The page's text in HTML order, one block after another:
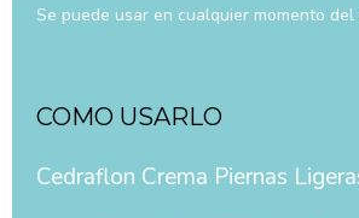
Se puede usar en cualquier momento del
COMO USARLO
Cedraflon Crema Piernas